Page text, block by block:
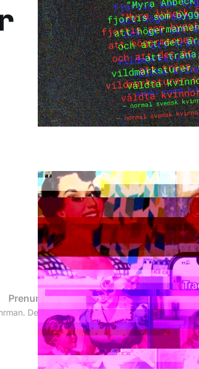
Prenumerera
Det här är inte content, det är ett symptom.